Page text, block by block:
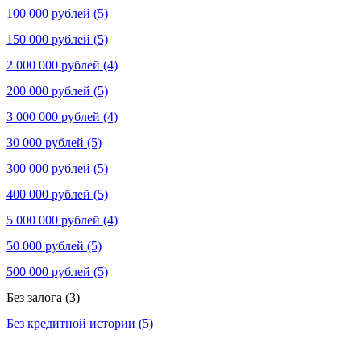
100 000 рублей (5)
150 000 рублей (5)
2 000 000 рублей (4)
200 000 рублей (5)
3 000 000 рублей (4)
30 000 рублей (5)
300 000 рублей (5)
400 000 рублей (5)
5 000 000 рублей (4)
50 000 рублей (5)
500 000 рублей (5)
Без залога (3)
Без кредитной истории (5)